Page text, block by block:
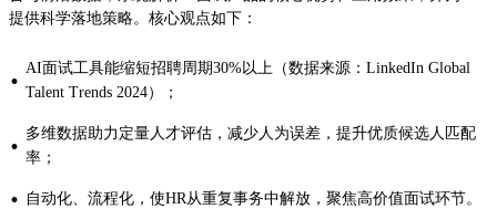
提供科学落地策略。核心观点如下：
· AI面试工具能缩短招聘周期30%以上（数据来源：LinkedIn Global
Talent Trends 2024）；
· 多维数据助力定量人才评估，减少人为误差，提升优质候选人匹配
率；
· 自动化、流程化，使HR从重复事务中解放，聚焦高价值面试环节。